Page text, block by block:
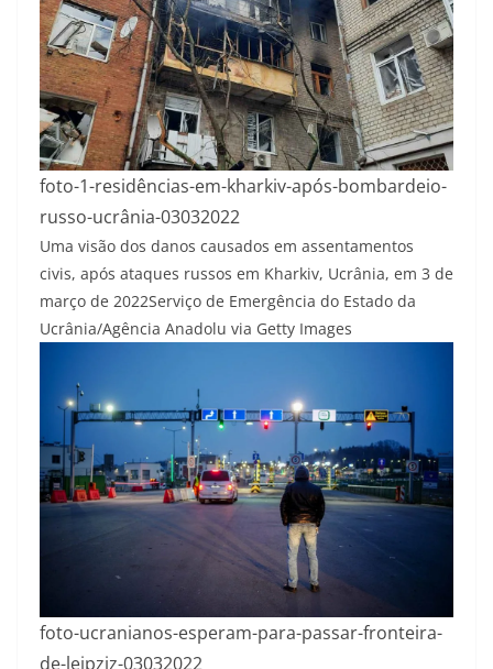
foto-1-residências-em-kharkiv-após-bombardeio-
russo-ucrânia-03032022
Uma visão dos danos causados em assentamentos
civis, após ataques russos em Kharkiv, Ucrânia, em 3 de
março de 2022Serviço de Emergência do Estado da
Ucrânia/Agência Anadolu via Getty Images
foto-ucranianos-esperam-para-passar-fronteira-
de-leipziz-03032022